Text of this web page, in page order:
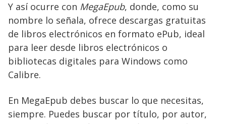
Y así ocurre con MegaEpub, donde, como su
nombre lo señala, ofrece descargas gratuitas
de libros electrónicos en formato ePub, ideal
para leer desde libros electrónicos o
bibliotecas digitales para Windows como
Calibre.
En MegaEpub debes buscar lo que necesitas,
siempre. Puedes buscar por título, por autor,